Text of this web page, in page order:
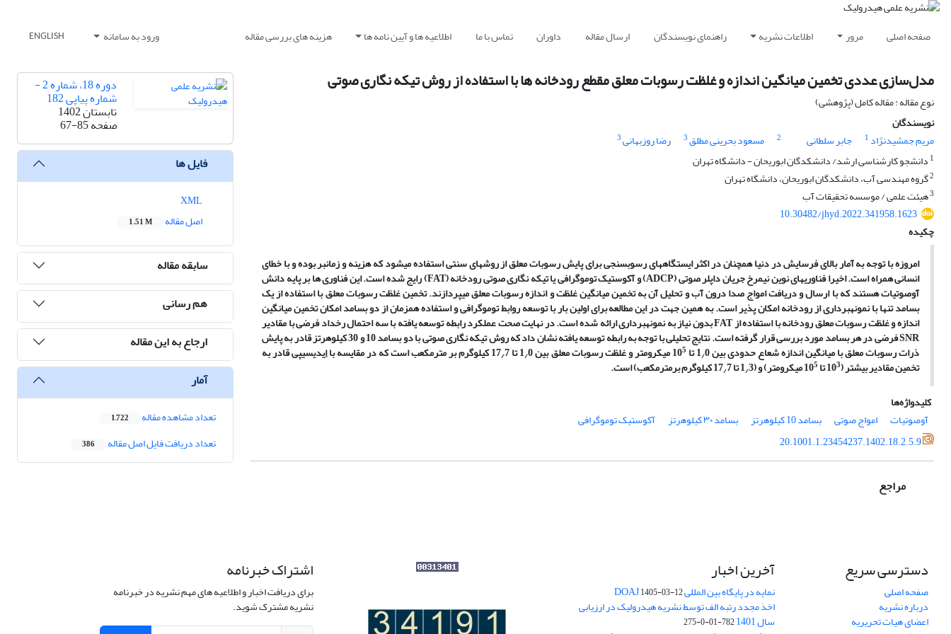
صفحه اصلی مرور اطلاعات نشریه راهنمای نویسندگان ارسال مقاله داوران تماس با ما اطلاعیه ها و آیین نامه ها هزینه های بررسی مقاله ورود به سامانه ENGLISH
مدل‌سازی عددی تخمین میانگین اندازه و غلظت رسوبات معلق مقطع رودخانه ها با استفاده از روش تیکه نگاری صوتی
نوع مقاله : مقاله کامل (پژوهشی)
نویسندگان
مریم جمشیدنژاد 1 جابر سلطانی 2 مسعود بحرینی مطلق3 رضا روزبهانی3
1 دانشجو کارشناسی ارشد/ دانشکدگان ابوریحان - دانشگاه تهران
2گروه مهندسی آب، دانشکدگان ابوریحان، دانشگاه تهران
3هیئت علمی / موسسه تحقیقات آب
10.30482/jhyd.2022.341958.1623
چکیده
امروزه با توجه به آمار بالای فرسایش در دنیا همچنان در اکثر ایستگاه­های رسوب­سنجی برای پایش رسوبات معلق از روش­های سنتی استفاده می­شود که هزینه­ و زمان­بر بوده و با خطای
انسانی همراه است. اخیرا فناوری­های نوین نیمرخ جریان داپلر صوتی (ADCP) و آکوستیک توموگرافی یا تیکه نگاری صوتی رودخانه (FAT) رایج شده است. این فناوری ها بر پایه دانش
آوصوتیات هستند که با ارسال و دریافت امواج صدا درون آب و تحلیل آن به تخمین میانگین غلظت و اندازه رسوبات معلق می­پردازند. تخمین غلظت رسوبات معلق با استفاده از یک
بسامد تنها با نمونه­برداری از رودخانه امکان پذیر است. به همین جهت در این مطالعه برای اولین بار با توسعه روابط توموگرافی و استفاده هم­زمان از دو بسامد امکان تخمین میانگین
اندازه و غلظت رسوبات معلق رودخانه با استفاده از FAT بدون نیاز به نمونه­برداری ارائه شده است. در نهایت صحت عملکرد رابطه توسعه یافته با سه احتمال رخداد فرضی با مقادیر
SNR فرضی در هر بسامد مورد بررسی قرار گرفته است. نتایج تحلیلی با توجه به رابطه توسعه یافته نشان داد که روش تیکه نگاری صوتی با دو بسامد 10 و 30 کیلوهرتز قادر به پایش
ذرات رسوبات معلق با میانگین اندازه شعاع حدودی بین 1 /0 تا 10 5 میکرومتر و غلظت رسوبات معلق بین 1 /0 تا 17 / 7 کیلوگرم بر مترمکعب است که در مقایسه با اِی­دی­سی­پی قادر به
تخمین مقادیر بیشتر (103 تا 10 5 میکرومتر) و (1 /3 تا 17 /7 کیلوگرم برمترمکعب) است.
کلیدواژه‌ها
آوصوتیات
امواج صوتی بسامد 10 کیلوهرتز بسامد ۳۰ کیلوهرتز
آکوستیک توموگرافی
20.1001.1.23454237.1402.18.2.5.9
مراجع
دوره 18، شماره 2 -
شماره پیاپی 182
تابستان 1402
صفحه67-85
فایل ها
اصل مقاله
1.51 M
سابقه مقاله
هم رسانی
ارجاع به این مقاله
آمار
تعداد مشاهده مقاله 1,722
تعداد دریافت فایل اصل مقاله 386
دسترسی سریع
صفحه اصلی
درباره نشریه
اعضای هیات تحریریه
آخرین اخبار
نمایه در پایگاه بین المللی DOAJ1405-03-12
اخذ مجدد رتبه الف توسط نشریه هیدرولیک در ارزیابی
سال 1401 782-01-0-275
اشتراک خبرنامه
برای دریافت اخبار و اطلاعیه های مهم نشریه در خبرنامه
نشریه مشترک شوید.